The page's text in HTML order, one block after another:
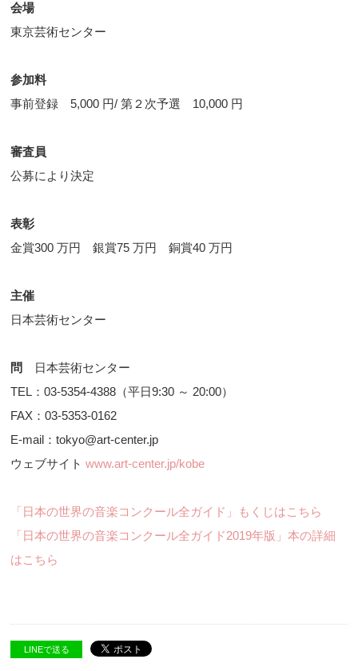
会場
東京芸術センター
参加料
事前登録 5,000 円/ 第２次予選 10,000 円
審査員
公募により決定
表彰
金賞300 万円 銀賞75 万円 銅賞40 万円
主催
日本芸術センター
問
日本芸術センター
TEL：03-5354-4388（平日9:30 ～ 20:00）
FAX：03-5353-0162
E-mail：tokyo@art-center.jp
ウェブサイトwww.art-center.jp/kobe
「日本の世界の音楽コンクール全ガイド」もくじはこちら
「日本の世界の音楽コンクール全ガイド2019年版」本の詳細
はこちら
LINEで送る